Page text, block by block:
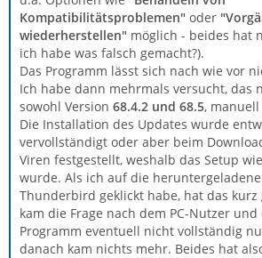
Kompatibilitätsproblemen" oder
wiederherstellen" möglich - beides hat
ich habe was falsch gemacht?).
Das Programm lässt sich nach wie vor
Ich habe dann mehrmals versucht, das
sowohl Version 68.4.2 und 68.5,
Die Installation des Updates wurde
vervollständigt oder aber beim
Viren festgestellt, weshalb das Setup
wurde. Als ich auf die
Thunderbird geklickt habe, hat das
kam die Frage nach dem PC-Nutzer
Programm eventuell nicht vollständig
danach kam nichts mehr. Beides hat